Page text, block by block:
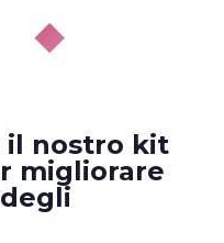
◆
il nostro kit
migliorare